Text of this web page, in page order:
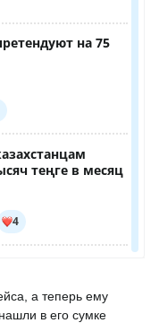
а теперь ему
в его сумке